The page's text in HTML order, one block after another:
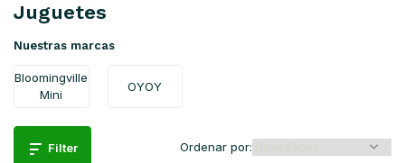
Juguetes
Nuestras marcas
Bloomingville
Mini
OYOY
Filter Ordenar por: